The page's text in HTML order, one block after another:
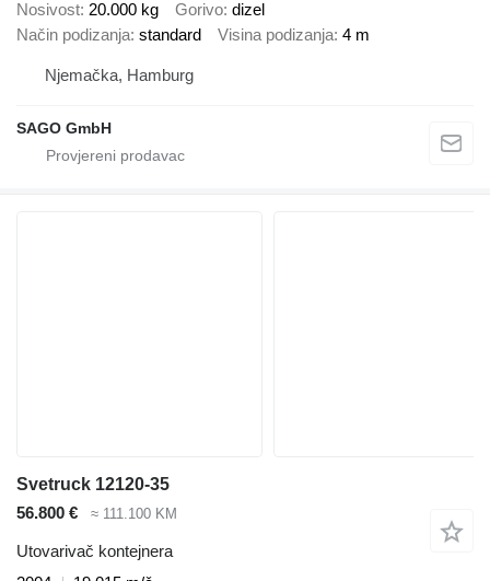
Nosivost 20.000 kg Gorivo dizel
Način podizanja standard Visina podizanja 4 m
Njemačka, Hamburg
SAGO GmbH
Svetruck 12120-35
56.800 €
≈ 111.100 KM
Utovarivač kontejnera